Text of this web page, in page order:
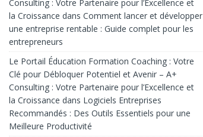
Consulting : Votre Partenaire pour l’Excellence et
la Croissance dans Comment lancer et développer
une entreprise rentable : Guide complet pour les
entrepreneurs
Le Portail Éducation Formation Coaching : Votre
Clé pour Débloquer Potentiel et Avenir – A+
Consulting : Votre Partenaire pour l’Excellence et
la Croissance dans Logiciels Entreprises
Recommandés : Des Outils Essentiels pour une
Meilleure Productivité